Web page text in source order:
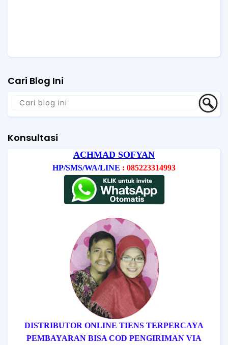
Cari Blog Ini
Konsultasi
ACHMAD SOFYAN
HP/SMS/WA/LINE : 085223314993
DISTRIBUTOR ONLINE TIENS TERPERCAYA
PEMBAYARAN BISA COD PENGIRIMAN VIA